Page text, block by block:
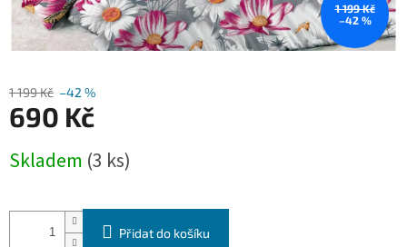
1 199 Kč
–42 %
1 199 Kč –42 %
690 Kč
cena:
Skladem (3 ks)
Přidat do košíku